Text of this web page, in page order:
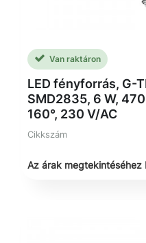
Van raktáron
LED fényforrás, G-
SMD2835, 6 W,
160°, 230 V/AC
Cikkszám
Az árak